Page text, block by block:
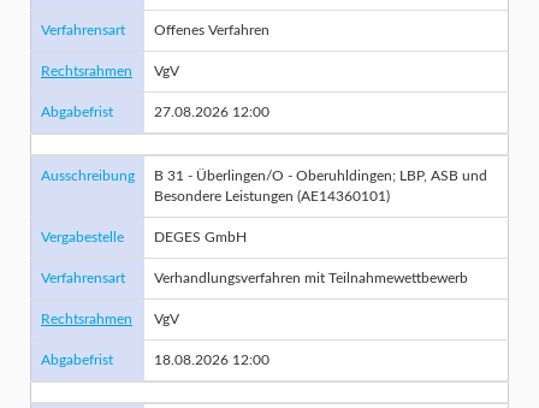
Verfahrensart Offenes Verfahren
Rechtsrahmen VgV
Abgabefrist 27.08.2026 12:00
Ausschreibung
B 31 - Überlingen/O - Oberuhldingen; LBP, ASB und
Besondere Leistungen (AE14360101)
Vergabestelle DEGES GmbH
Verfahrensart Verhandlungsverfahren mit Teilnahmewettbewerb
Rechtsrahmen VgV
Abgabefrist 18.08.2026 12:00